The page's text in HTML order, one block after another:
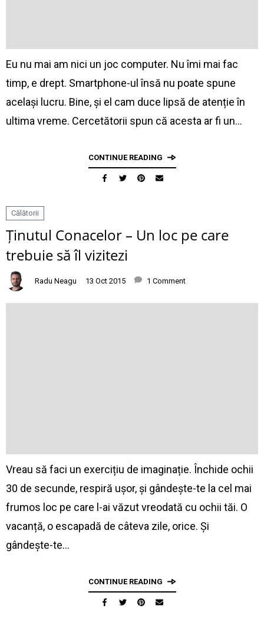
Eu nu mai am nici un joc computer. Nu îmi mai fac
timp, e drept. Smartphone-ul însă nu poate spune
același lucru. Bine, și el cam duce lipsă de atenție în
ultima vreme. Cercetătorii spun că acesta ar fi un…
CONTINUE READING
Călătorii
Ținutul Conacelor – Un loc pe care
trebuie să îl vizitezi
Radu Neagu 13 Oct 2015 1 Comment
Vreau să faci un exercițiu de imaginație. Închide ochii
30 de secunde, respiră ușor, și gândește-te la cel mai
frumos loc pe care l-ai văzut vreodată cu ochii tăi. O
vacanță, o escapadă de câteva zile, orice. Și
gândește-te…
CONTINUE READING